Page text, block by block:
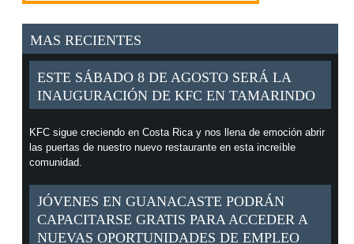
MAS RECIENTES
ESTE SÁBADO 8 DE AGOSTO SERÁ LA
INAUGURACIÓN DE KFC EN TAMARINDO
KFC sigue creciendo en Costa Rica y nos llena de emoción abrir
las puertas de nuestro nuevo restaurante en esta increíble
comunidad.
JÓVENES EN GUANACASTE PODRÁN
CAPACITARSE GRATIS PARA ACCEDER A
NUEVAS OPORTUNIDADES DE EMPLEO